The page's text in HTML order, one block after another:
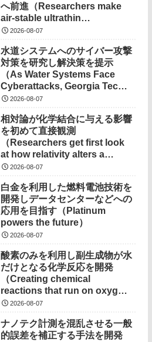
へ前進（Researchers make
air-stable ultrathin
superconductors more
devices）
2026-08-07
水道システムへのサイバー攻撃
対策を研究し解決策を提示
（As Water Systems Face
Cyberattacks, Georgia Tech
Research Points to
2026-08-07
相対論が化学結合に与える影響
を初めて直接観測
（Researchers get first look
at how relativity alters a
chemical bond）
2026-08-07
白金を利用した燃料電池技術を
開発しデータセンターなどへの
応用を目指す（Platinum
powers the future）
2026-08-07
酸素のみを利用し副生成物が水
だけとなる化学反応を開発
（Creating chemical
reactions that run on oxygen,
produce only water as
2026-08-07
ナノテク計測を混乱させる一般
的誤差を補正する手法を開発